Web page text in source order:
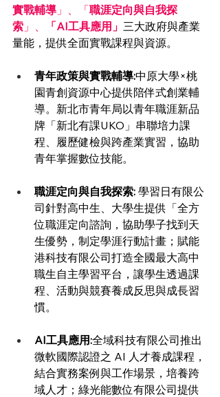
實戰輔導 」、「職涯定向與自我探
索 」、 「AI工具應用」 三大政府與產業
量能，提供全面實戰課程與資源。
青年政策與實戰輔導:中原大學×桃
園青創資源中心提供陪伴式創業輔
導。新北市青年局以青年職涯新品
牌「新北有課UKO」串聯培力課
程、履歷健檢與跨產業實習，協助
青年掌握數位技能。
職涯定向與自我探索: 學習日有限公
司針對高中生、大學生提供「全方
位職涯定向諮詢，協助學子找到天
生優勢，制定學涯行動計畫；賦能
港科技有限公司打造全國最大高中
職生自主學習平台，讓學生透過課
程、活動與競賽養成反思與成長習
慣。
AI工具應用:全域科技有限公司推出
微軟國際認證之 AI 人才養成課程，
結合實務案例與工作場景，培養跨
域人才；綠光能數位有限公司提供